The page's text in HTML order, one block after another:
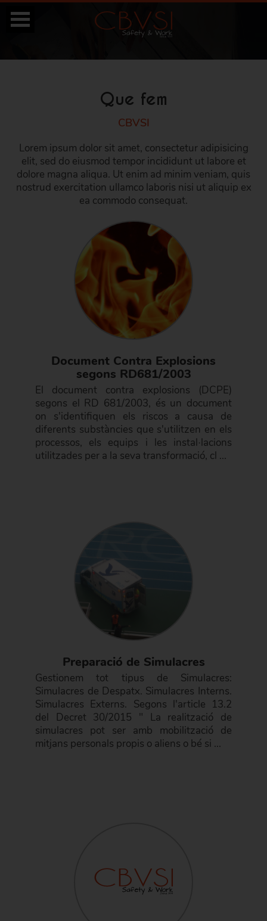
CAT ENG
Que fem
CBVSI
Lorem ipsum dolor sit amet, consectetur adipisicing
elit, sed do eiusmod tempor incididunt ut labore et
dolore magna aliqua. Ut enim ad minim veniam, quis
nostrud exercitation ullamco laboris nisi ut aliquip ex
ea commodo consequat.
Document Contra Explosions
segons RD681/2003
El document contra explosions (DCPE)
segons el RD 681/2003, és un document
on s'identifiquen els riscos a causa de
diferents substàncies que s'utilitzen en els
processos, els equips i les instal·lacions
utilitzades per a la seva transformació, cl ...
Preparació de Simulacres
Gestionem tot tipus de Simulacres:
Simulacres de Despatx. Simulacres Interns.
Simulacres Externs. Segons l'article 13.2
del Decret 30/2015 " La realització de
simulacres pot ser amb mobilització de
mitjans personals propis o aliens o bé si ...